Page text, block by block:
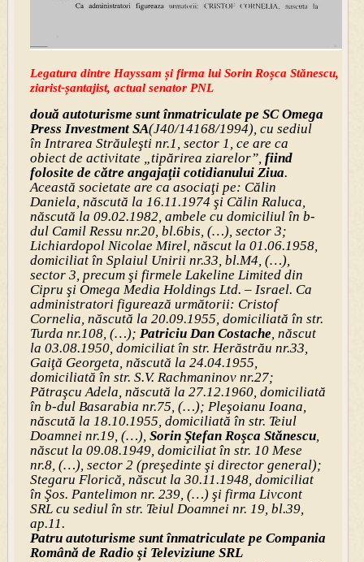
Legatura dintre Hayssam și firma lui Sorin Roșca Stănescu, fost
ziarist-șantajist, actual senator PNL
două autoturisme sunt înmatriculate pe SC Omega
Press Investment SA(J40/14168/1994), cu sediul
în Intrarea Străuleşti nr.1, sector 1, ce are ca
obiect de activitate „tipărirea ziarelor”, fiind
folosite de către angajaţii cotidianului Ziua.
Această societate are ca asociaţi pe: Călin
Daniela, născută la 16.11.1974 şi Călin Raluca,
născută la 09.02.1982, ambele cu domiciliul în b-
dul Camil Ressu nr.20, bl.6bis, (…), sector 3;
Lichiardopol Nicolae Mirel, născut la 01.06.1958,
domiciliat în Splaiul Unirii nr.33, bl.M4, (…),
sector 3, precum şi firmele Lakeline Limited din
Cipru şi Omega Media Holdings Ltd. – Israel. Ca
administratori figurează următorii: Cristof
Cornelia, născută la 20.09.1955, domiciliată în str.
Turda nr.108, (…); Patriciu Dan Costache, născut
la 03.08.1950, domiciliat în str. Herăstrău nr.33,
Gaiţă Georgeta, născută la 24.04.1955,
domiciliată în str. S.V. Rachmaninov nr.27;
Pătraşcu Adela, născută la 27.12.1960, domiciliată
în b-dul Basarabia nr.75, (…); Pleşoianu Ioana,
născută la 18.10.1955, domiciliată în str. Teiul
Doamnei nr.19, (…), Sorin Ştefan Roşca Stănescu,
născut la 09.08.1949, domiciliat în str. 10 Mese
nr.8, (…), sector 2 (preşedinte şi director general);
Stegaru Florică, născut la 30.11.1948, domiciliat
în Şos. Pantelimon nr. 239, (…) şi firma Livcont
SRL cu sediul în str. Teiul Doamnei nr. 19, bl.39,
ap.11.
Patru autoturisme sunt înmatriculate pe Compania
Română de Radio şi Televiziune SRL